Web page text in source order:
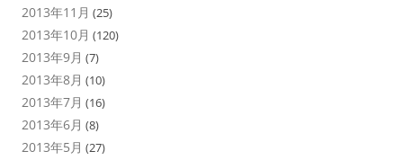
2013年11月 (25)
2013年10月 (120)
2013年9月 (7)
2013年8月 (10)
2013年7月 (16)
2013年6月 (8)
2013年5月 (27)